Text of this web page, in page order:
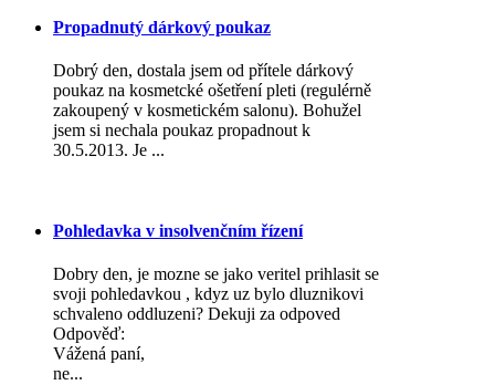
Propadnutý dárkový poukaz
Dobrý den, dostala jsem od přítele dárkový
poukaz na kosmetcké ošetření pleti (regulérně
zakoupený v kosmetickém salonu). Bohužel
jsem si nechala poukaz propadnout k
30.5.2013. Je ...
Pohledavka v insolvenčním řízení
Dobry den, je mozne se jako veritel prihlasit se
svoji pohledavkou , kdyz uz bylo dluznikovi
schvaleno oddluzeni? Dekuji za odpoved
Odpověď:
Vážená paní,
ne...